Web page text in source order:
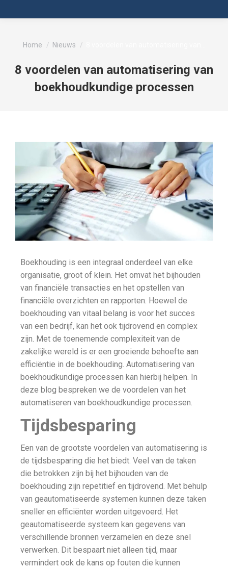
8 voordelen van automatisering van
boekhoudkundige processen
Je bent hier:
Home Nieuws
Boekhouding is een integraal onderdeel van elke
organisatie, groot of klein. Het omvat het bijhouden
van financiële transacties en het opstellen van
financiële overzichten en rapporten. Hoewel de
boekhouding van vitaal belang is voor het succes
van een bedrijf, kan het ook tijdrovend en complex
zijn. Met de toenemende complexiteit van de
zakelijke wereld is er een groeiende behoefte aan
efficiëntie in de boekhouding. Automatisering van
boekhoudkundige processen kan hierbij helpen. In
deze blog bespreken we de voordelen van het
automatiseren van boekhoudkundige processen.
Tijdsbesparing
Een van de grootste voordelen van automatisering is
de tijdsbesparing die het biedt. Veel van de taken
die betrokken zijn bij het bijhouden van de
boekhouding zijn repetitief en tijdrovend. Met behulp
van geautomatiseerde systemen kunnen deze taken
sneller en efficiënter worden uitgevoerd. Het
geautomatiseerde systeem kan gegevens van
verschillende bronnen verzamelen en deze snel
verwerken. Dit bespaart niet alleen tijd, maar
vermindert ook de kans op fouten die kunnen